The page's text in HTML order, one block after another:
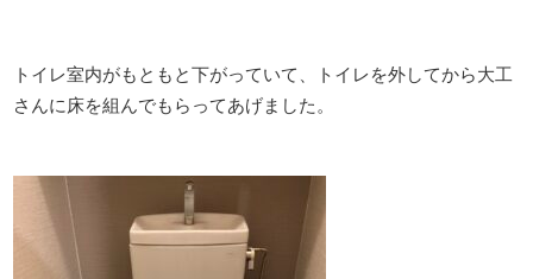
トイレ室内がもともと下がっていて、トイレを外してから大工
さんに床を組んでもらってあげました。